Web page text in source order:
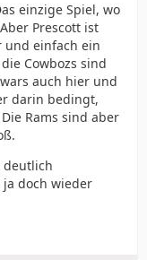
einzige Spiel, wo
Prescott ist
und einfach ein
Cowbozs sind
auch hier und
darin bedingt,
Rams sind aber
deutlich
doch wieder